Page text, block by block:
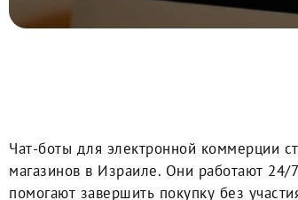
Чат-боты для электронной коммерции
магазинов в Израиле. Они работают 24/
помогают завершить покупку без